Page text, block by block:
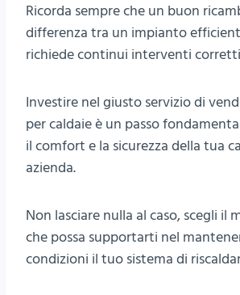
Ricorda sempre che un buon
differenza tra un impianto
richiede continui interventi
Investire nel giusto servizio di
per caldaie è un passo
il comfort e la sicurezza della tua
azienda.
Non lasciare nulla al caso, scegli il
che possa supportarti nel
condizioni il tuo sistema di